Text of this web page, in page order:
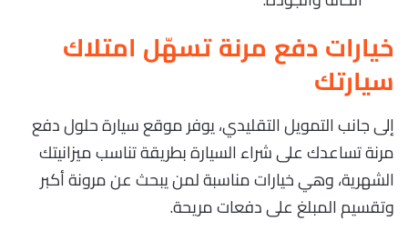
خيارات دفع مرنة تسهّل امتلاك
سيارتك
إلى جانب التمويل التقليدي، يوفر موقع سيارة حلول دفع
مرنة تساعدك على شراء السيارة بطريقة تناسب ميزانيتك
الشهرية، وهي خيارات مناسبة لمن يبحث عن مرونة أكبر
وتقسيم المبلغ على دفعات مريحة.